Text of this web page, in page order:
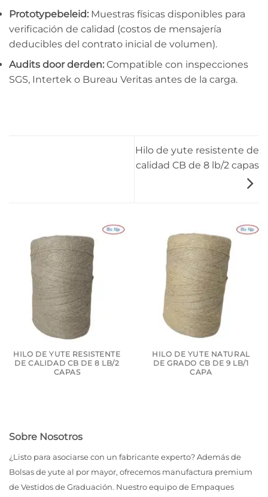
Prototypebeleid: Muestras físicas disponibles para
verificación de calidad (costos de mensajería
deducibles del contrato inicial de volumen).
Audits door derden: Compatible con inspecciones
SGS, Intertek o Bureau Veritas antes de la carga.
Hilo de yute resistente de
calidad CB de 8 lb/2 capas
HILO DE YUTE RESISTENTE
DE CALIDAD CB DE 8 LB/2
CAPAS
HILO DE YUTE NATURAL
DE GRADO CB DE 9 LB/1
CAPA
Sobre Nosotros
¿Listo para asociarse con un fabricante experto? Además de
Bolsas de yute al por mayor, ofrecemos manufactura premium
de Vestidos de Graduación. Nuestro equipo de Empaques